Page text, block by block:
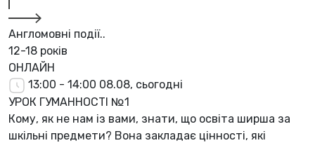
Англомовні події..
12-18 років
ОНЛАЙН
13:00 - 14:00 08.08, сьогодні
УРОК ГУМАННОСТІ №1
Кому, як не нам із вами, знати, що освіта ширша за
шкільні предмети? Вона закладає цінності, які